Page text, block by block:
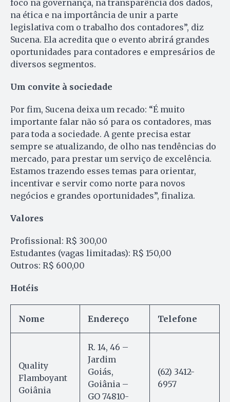
foco na governança, na transparência dos dados,
na ética e na importância de unir a parte
legislativa com o trabalho dos contadores”, diz
Sucena. Ela acredita que o evento abrirá grandes
oportunidades para contadores e empresários de
diversos segmentos.
Um convite à sociedade
Por fim, Sucena deixa um recado: “É muito
importante falar não só para os contadores, mas
para toda a sociedade. A gente precisa estar
sempre se atualizando, de olho nas tendências do
mercado, para prestar um serviço de excelência.
Estamos trazendo esses temas para orientar,
incentivar e servir como norte para novos
negócios e grandes oportunidades”, finaliza.
Valores
Profissional: R$ 300,00
Estudantes (vagas limitadas): R$ 150,00
Outros: R$ 600,00
Hotéis
Nome Endereço Telefone
Quality
Flamboyant
Goiânia
R. 14, 46 –
Jardim
Goiás,
Goiânia –
GO 74810-
(62) 3412-
6957